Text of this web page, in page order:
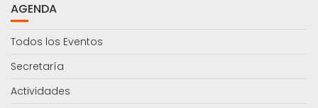
AGENDA
Todos los Eventos
Secretaría
Actividades